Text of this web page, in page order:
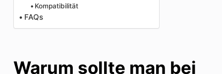
Kompatibilität
FAQs
Warum sollte man bei